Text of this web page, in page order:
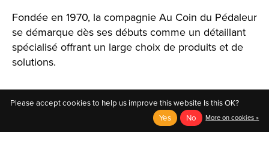
Fondée en 1970, la compagnie Au Coin du Pédaleur
se démarque dès ses débuts comme un détaillant
spécialisé offrant un large choix de produits et de
solutions.
Please accept cookies to help us improve this website Is this OK?
Yes
No More on cookies »